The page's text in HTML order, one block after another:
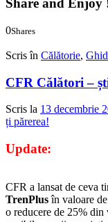
Share and Enjoy
0Shares
Scris în Călătorie,
CFR Călători –
Scris la 13 decembrie
ți părerea!
Update:
CFR a lansat de ceva
TrenPlusîn valoare
o reducere de 25%